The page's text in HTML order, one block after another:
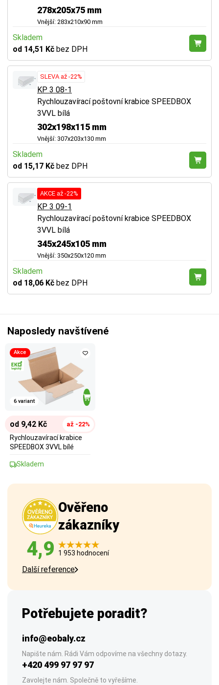
278x205x75 mm
Vnější: 283x210x90 mm
Skladem
od 14,51 Kč bez DPH
SLEVA až -22%
KP 3 08-1
Rychlouzavírací poštovní krabice SPEEDBOX
3VVL bílá
302x198x115 mm
Vnější: 307x203x130 mm
Skladem
od 15,17 Kč bez DPH
AKCE až -22%
KP 3 09-1
Rychlouzavírací poštovní krabice SPEEDBOX
3VVL bílá
345x245x105 mm
Vnější: 350x250x120 mm
Skladem
od 18,06 Kč bez DPH
Naposledy navštívené
Akce
6 variant
od 9,42 Kč až -22%
Rychlouzavírací krabice
SPEEDBOX 3VVL bílé
Skladem
Ověřeno
zákazníky
4,9 1 953 hodnocení
Další reference
Potřebujete poradit?
info@eobaly.cz
Napište nám. Rádi Vám odpovíme na všechny dotazy.
+420 499 97 97 97
Zavolejte nám. Společně to vyřešíme.